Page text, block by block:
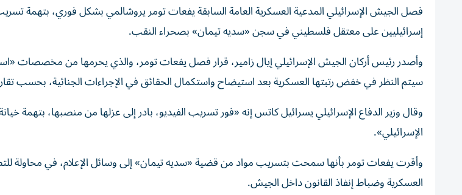
فصل الجيش الإسرائيلي المدعية العسكرية العامة السابقة يفعات تومر يروشالمي بشكل فوري، بتهمة
إسرائيليين على معتقل فلسطيني في سجن «سديه تيمان» بصحراء النقب.
وأصدر رئيس أركان الجيش الإسرائيلي إيال زامير، قرار فصل يفعات تومر، والذي يحرمها من مخصصات
سيتم النظر في خفض رتبتها العسكرية بعد استيضاح واستكمال الحقائق في الإجراءات الجنائية، بحسب
وقال وزير الدفاع الإسرائيلي يسرائيل كاتس إنه «فور تسريب الفيديو، بادر إلى عزلها من منصبها، بتهمة
الإسرائيلي».
وأقرت يفعات تومر بأنها سمحت بتسريب مواد من قضية «سديه تيمان» إلى وسائل الإعلام، في محاولة
العسكرية وضباط إنفاذ القانون داخل الجيش.